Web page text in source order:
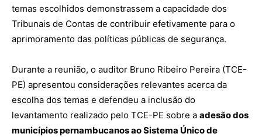
temas escolhidos demonstrassem a capacidade dos
Tribunais de Contas de contribuir efetivamente para o
aprimoramento das políticas públicas de segurança.
Durante a reunião, o auditor Bruno Ribeiro Pereira (TCE-
PE) apresentou considerações relevantes acerca da
escolha dos temas e defendeu a inclusão do
levantamento realizado pelo TCE-PE sobre a adesão dos
municípios pernambucanos ao Sistema Único de